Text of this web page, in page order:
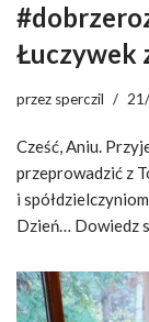
Łuczywek
przez sperczil
Cześć, Aniu.
przeprowadzić z
i
Dzień… Dowiedz